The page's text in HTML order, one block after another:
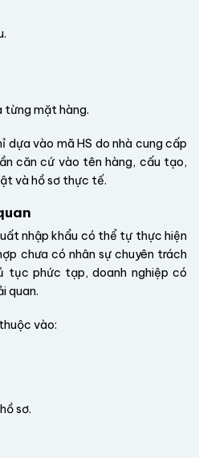
từng mặt hàng.
dựa vào mã HS do nhà cung cấp
căn cứ vào tên hàng, cấu tạo,
và hồ sơ thực tế.
nhập khẩu có thể tự thực hiện
chưa có nhân sự chuyên trách
tục phức tạp, doanh nghiệp có
quan.
vào:
sơ.